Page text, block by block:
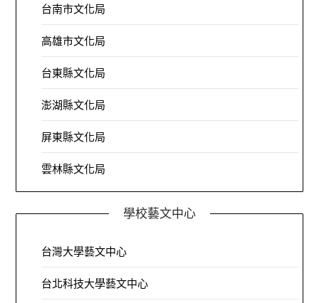
台南市文化局
高雄市文化局
台東縣文化局
澎湖縣文化局
屏東縣文化局
雲林縣文化局
學校藝文中心
台灣大學藝文中心
台北科技大學藝文中心